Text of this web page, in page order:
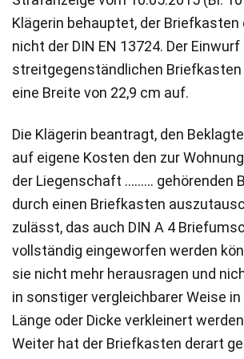
Klägerin behauptet, der
nicht der DIN EN 13724. Der
streitgegenständlichen Briefkasten
eine Breite von 22,9 cm auf.
Die Klägerin beantragt, den
auf eigene Kosten den zur
der Liegenschaft ……… gehörenden
durch einen Briefkasten
zulässt, das auch DIN A 4
vollständig eingeworfen werden
sie nicht mehr herausragen und
in sonstiger vergleichbarer Weise in
Länge oder Dicke verkleinert
Weiter hat der Briefkasten derart